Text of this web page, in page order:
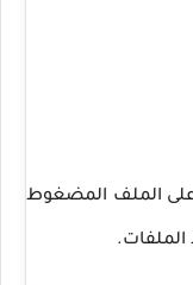
على الملف المضغوط